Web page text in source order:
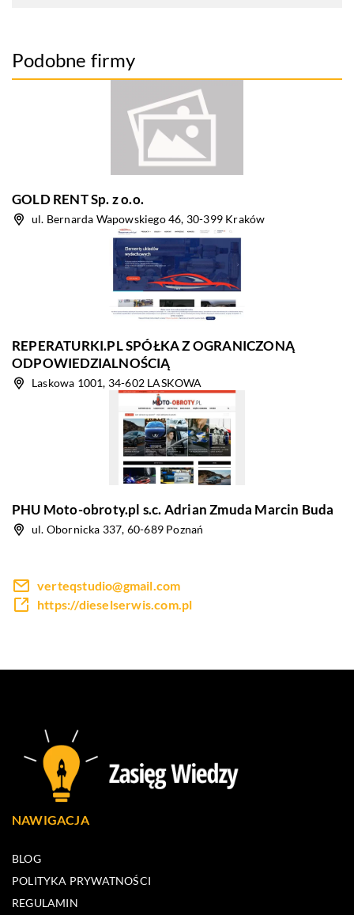
Podobne firmy
GOLD RENT Sp. z o.o.
ul. Bernarda Wapowskiego 46, 30-399 Kraków
REPERATURKI.PL SPÓŁKA Z OGRANICZONĄ
ODPOWIEDZIALNOŚCIĄ
Laskowa 1001, 34-602 LASKOWA
PHU Moto-obroty.pl s.c. Adrian Zmuda Marcin Buda
ul. Obornicka 337, 60-689 Poznań
verteqstudio@gmail.com
https://dieselserwis.com.pl
NAWIGACJA
BLOG
POLITYKA PRYWATNOŚCI
REGULAMIN